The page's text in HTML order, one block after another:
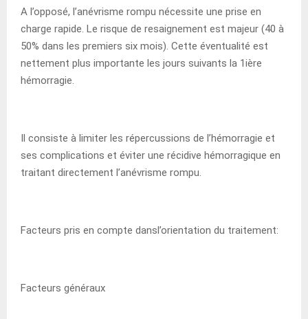
A l’opposé, l’anévrisme rompu nécessite une prise en
charge rapide. Le risque de resaignement est majeur (40 à
50% dans les premiers six mois). Cette éventualité est
nettement plus importante les jours suivants la 1ière
hémorragie.
Il consiste à limiter les répercussions de l’hémorragie et
ses complications et éviter une récidive hémorragique en
traitant directement l’anévrisme rompu.
Facteurs pris en compte dansl’orientation du traitement:
Facteurs généraux